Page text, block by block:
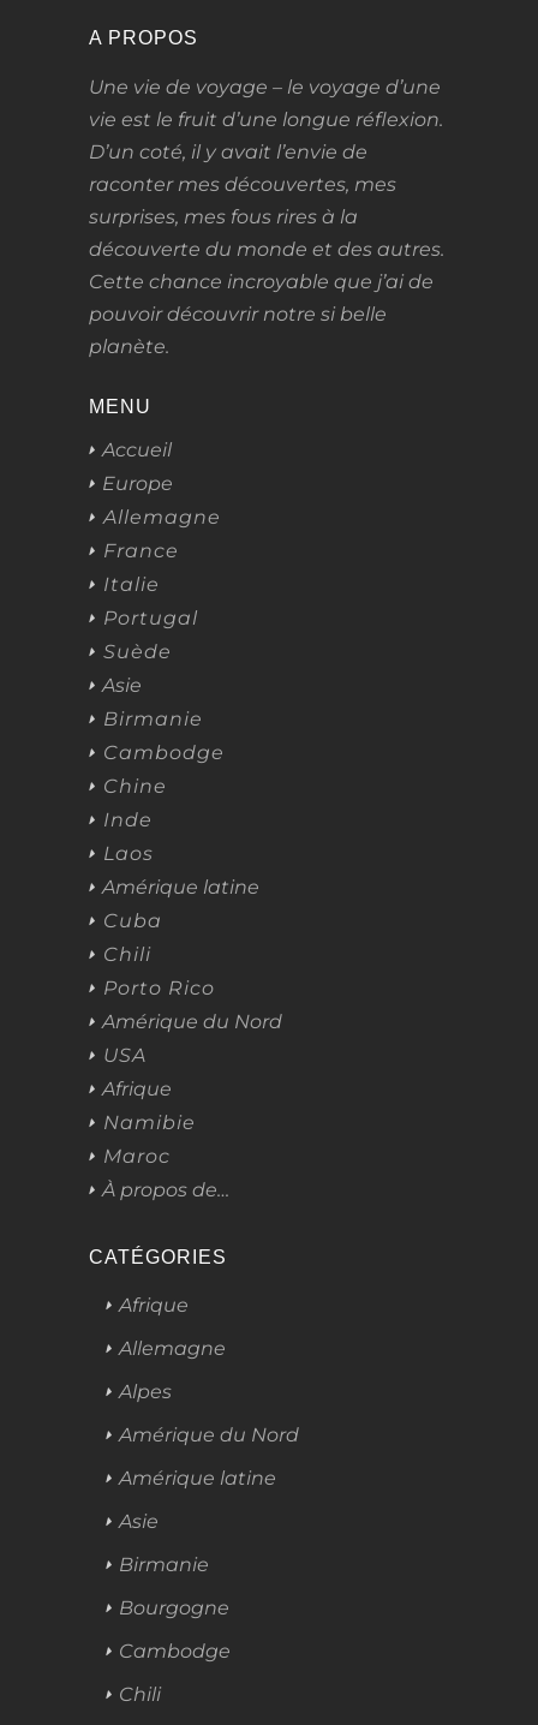
A PROPOS
Une vie de voyage – le voyage d’une
vie est le fruit d’une longue réflexion.
D’un coté, il y avait l’envie de
raconter mes découvertes, mes
surprises, mes fous rires à la
découverte du monde et des autres.
Cette chance incroyable que j’ai de
pouvoir découvrir notre si belle
planète.
MENU
Accueil
Europe
Allemagne
France
Italie
Portugal
Suède
Asie
Birmanie
Cambodge
Chine
Inde
Laos
Amérique latine
Cuba
Chili
Porto Rico
Amérique du Nord
USA
Afrique
Namibie
Maroc
À propos de…
CATÉGORIES
Afrique
Allemagne
Alpes
Amérique du Nord
Amérique latine
Asie
Birmanie
Bourgogne
Cambodge
Chili